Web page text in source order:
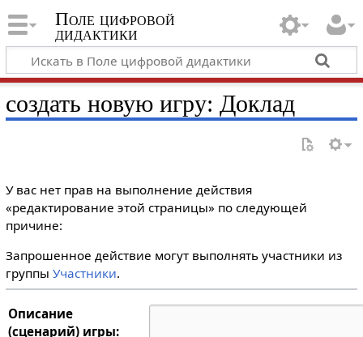
Поле цифровой
дидактики
создать новую игру: Доклад
У вас нет прав на выполнение действия
«редактирование этой страницы» по следующей
причине:
Запрошенное действие могут выполнять участники из
группы Участники.
Описание
(сценарий) игры: